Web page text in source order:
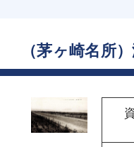
（茅ヶ崎名所